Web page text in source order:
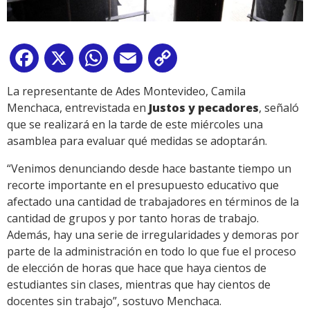
Facebook
X WhatsApp
Email
Link
La representante de Ades Montevideo, Camila
Menchaca, entrevistada en Justos y pecadores, señaló
que se realizará en la tarde de este miércoles una
asamblea para evaluar qué medidas se adoptarán.
“Venimos denunciando desde hace bastante tiempo un
recorte importante en el presupuesto educativo que
afectado una cantidad de trabajadores en términos de la
cantidad de grupos y por tanto horas de trabajo.
Además, hay una serie de irregularidades y demoras por
parte de la administración en todo lo que fue el proceso
de elección de horas que hace que haya cientos de
estudiantes sin clases, mientras que hay cientos de
docentes sin trabajo”, sostuvo Menchaca.